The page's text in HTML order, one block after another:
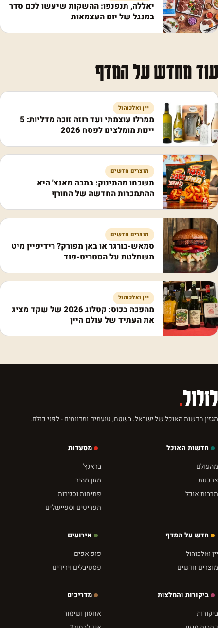
יאללה, תנפנפו: ההשקות שיעשו לכם סדר
במנגל של יום העצמאות
עוד מחדש על המדף
יין ואלכוהול
ממרלו עוצמתי ועד רוזה זוכה מדליות: 5
יינות מומלצים לפסח 2026
מוצרים חדשים
תשכחו מהתינוק: במבה מאנצ' היא
ההתמכרות החדשה של החורף
מוצרים חדשים
סמאש-בורגר או באן מפורק? רידיפיין מיט
משתלטת על הסטריט-פוד
יין ואלכוהול
מהפכה בכוס: קטלוג 2026 של שקד מציג
את העתיד של עולם היין
לזלול.
מגזין חדשות האוכל של ישראל. בשטח, טועמים ומדווחים - לפני כולם.
חדשות האוכל
מהעולם
צרכנות
תרבות אוכל
מסעדות
בראנץ'
מזון מהיר
פתיחות וסגירות
תפריטים וספיישלים
חדש על המדף
יין ואלכוהול
מוצרים חדשים
אירועים
פופ אפים
פסטיבלים וירידים
ביקורות והמלצות
ביקורות
מדריכים
אחסון ושימור